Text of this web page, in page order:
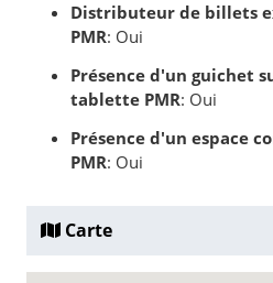
Distributeur de billets
PMR: Oui
Présence d'un guichet
tablette PMR: Oui
Présence d'un espace
PMR: Oui
Carte